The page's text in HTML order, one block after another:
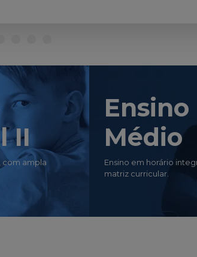
II
com ampla
Ensino
Médio
Ensino em horário
matriz curricular.